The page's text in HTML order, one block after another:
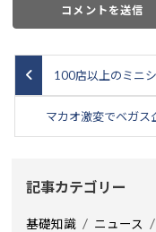
100店以上のミニ
マカオ激変でベガス
記事カテゴリー
基礎知識 ニュース